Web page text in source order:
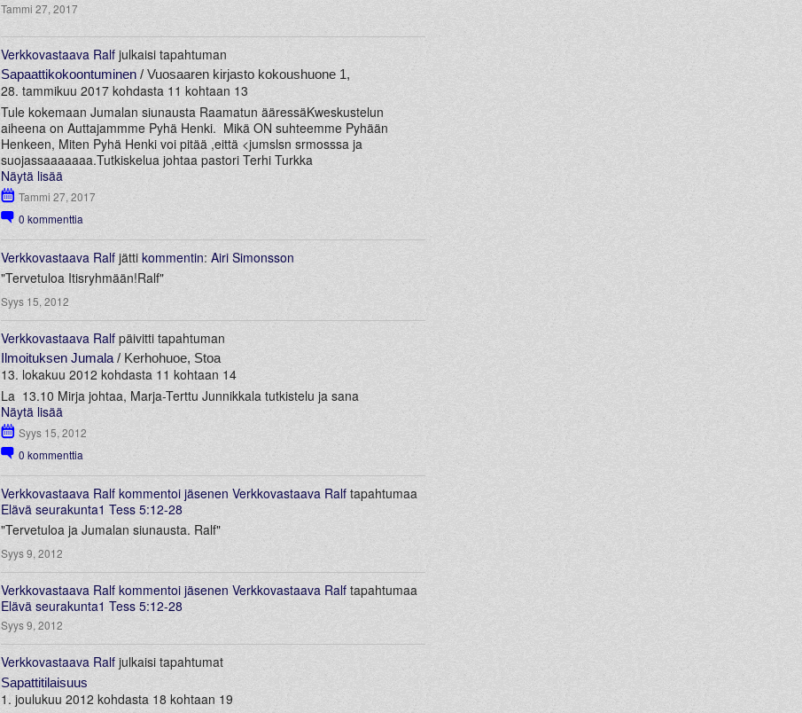
Tammi 27, 2017
Verkkovastaava Ralf julkaisi tapahtuman
Sapaattikokoontuminen / Vuosaaren kirjasto kokoushuone 1,
28. tammikuu 2017 kohdasta 11 kohtaan 13
Tule kokemaan Jumalan siunausta Raamatun ääressäKweskustelun
aiheena on Auttajammme Pyhä Henki. Mikä ON suhteemme Pyhään
Henkeen, Miten Pyhä Henki voi pitää ,eittä <jumslsn srmosssa ja
suojassaaaaaaa.Tutkiskelua johtaa pastori Terhi Turkka
Näytä lisää
Tammi 27, 2017
0 kommenttia
Verkkovastaava Ralf jätti kommentin: Airi Simonsson
"Tervetuloa Itisryhmään!Ralf"
Syys 15, 2012
Verkkovastaava Ralfpäivitti tapahtuman
Ilmoituksen Jumala/ Kerhohuoe, Stoa
13. lokakuu 2012 kohdasta 11 kohtaan 14
La 13.10 Mirja johtaa, Marja-Terttu Junnikkala tutkistelu ja sana
Näytä lisää
Syys 15, 2012
0 kommenttia
Verkkovastaava Ralf kommentoi jäsenen Verkkovastaava Ralf tapahtumaa
Elävä seurakunta1 Tess 5:12-28
"Tervetuloa ja Jumalan siunausta. Ralf"
Syys 9, 2012
Verkkovastaava Ralf kommentoi jäsenen Verkkovastaava Ralf tapahtumaa
Elävä seurakunta1 Tess 5:12-28
Syys 9, 2012
Verkkovastaava Ralf julkaisi tapahtumat
Sapattitilaisuus
1. joulukuu 2012 kohdasta 18 kohtaan 19